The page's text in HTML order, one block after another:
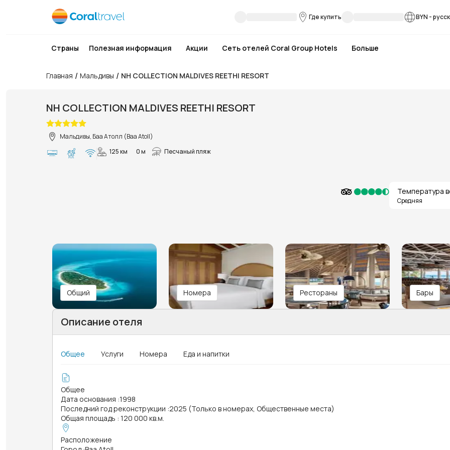
Где купить BYN -
Страны Полезная информация Акции Сеть отелей Coral Group Hotels Больше
Главная / Мальдивы / NH COLLECTION MALDIVES REETHI RESORT
NH COLLECTION MALDIVES REETHI RESORT
Мальдивы, Баа Атолл (Baa Atoll)
125 км
0 м Песчаный пляж
Температура
Средняя
Общий Номера Рестораны Бары
Описание отеля
Общее Услуги Номера Еда и напитки
Общее
Дата основания :1998
Последний год реконструкции :2025 (Только в номерах, Общественные места)
Общая площадь : 120 000 кв.м.
Расположение